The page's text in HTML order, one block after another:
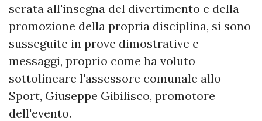
serata all'insegna del divertimento e della
promozione della propria disciplina, si sono
susseguite in prove dimostrative e
messaggi, proprio come ha voluto
sottolineare l'assessore comunale allo
Sport, Giuseppe Gibilisco, promotore
dell'evento.